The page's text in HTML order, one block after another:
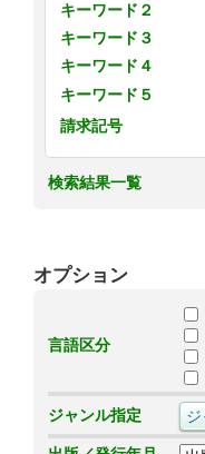
キーワード２
キーワード３
キーワード４
キーワード５
請求記号
検索結果一覧
オプション
言語区分
ジャンル指定